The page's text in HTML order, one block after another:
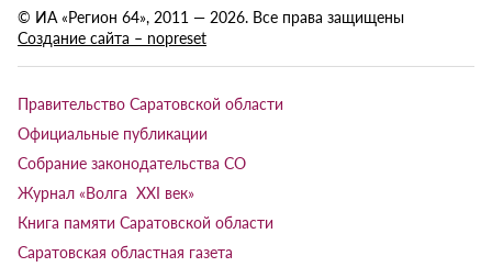
© ИА «Регион 64», 2011 — 2026. Все права защищены
Создание сайта – nopreset
Правительство Саратовской области
Официальные публикации
Собрание законодательства СО
Журнал «Волга XXI век»
Книга памяти Саратовской области
Саратовская областная газета